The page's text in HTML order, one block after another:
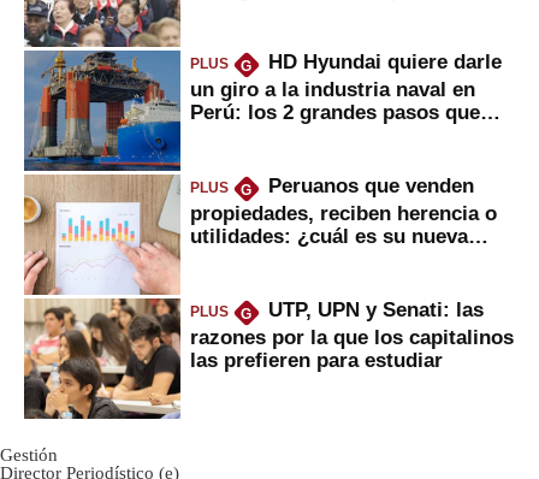
PLUS G
HD Hyundai quiere darle
un giro a la industria naval en
Perú: los 2 grandes pasos que
PLUS G
Peruanos que venden
propiedades, reciben herencia o
utilidades: ¿cuál es su nueva
PLUS G
UTP, UPN y Senati: las
razones por la que los capitalinos
las prefieren para estudiar
Gestión
Director Periodístico (e)